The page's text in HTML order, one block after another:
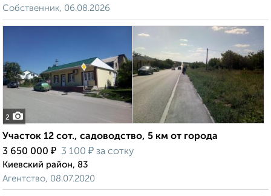
Собственник, 06.08.2026
2
Участок 12 сот., садоводство, 5 км от города
3 650 000 ₽ 3 100 ₽ за сотку
Киевский район, 83
Агентство, 08.07.2020